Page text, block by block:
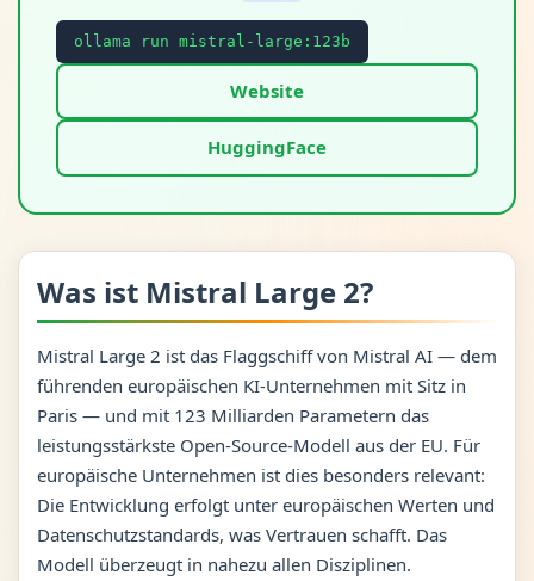
ollama run mistral-large:123b
Website
HuggingFace
Was ist Mistral Large 2?
Mistral Large 2 ist das Flaggschiff von Mistral AI — dem
führenden europäischen KI-Unternehmen mit Sitz in
Paris — und mit 123 Milliarden Parametern das
leistungsstärkste Open-Source-Modell aus der EU. Für
europäische Unternehmen ist dies besonders relevant:
Die Entwicklung erfolgt unter europäischen Werten und
Datenschutzstandards, was Vertrauen schafft. Das
Modell überzeugt in nahezu allen Disziplinen.